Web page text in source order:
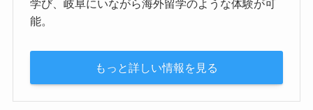
学び、岐阜にいながら海外留学のような体験が可
能。
もっと詳しい情報を見る